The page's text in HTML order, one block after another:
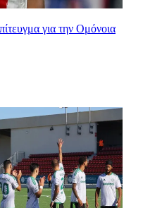
για την Ομόνοια